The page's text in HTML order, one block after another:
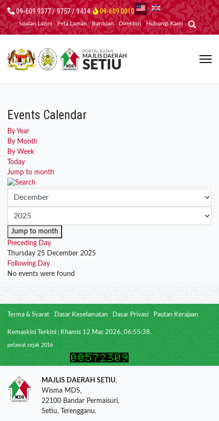
09-609 9377 / 9757 / 9434 09-609 0010
Soalan Lazim Peta Laman Bantuan Direktori Hubungi Kami
Events Calendar
By Year
By Month
By Week
Today
Jump to month
Jump to month
Preceding Day
Thursday 25 December 2025
Following Day
No events were found
Terma & Syarat Dasar Keselamatan Dasar Privasi Pautan Kerajaan
Kemaskini Terkini : Khamis 12 Mac 2026, 06:55:38.
pelawat sejak 2016
MAJLIS DAERAH SETIU,
Wisma MDS,
22100 Bandar Permaisuri,
Setiu, Terengganu.